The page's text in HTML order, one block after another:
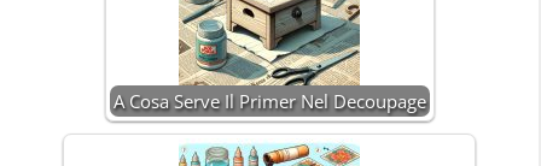
A Cosa Serve Il Primer Nel Decoupage